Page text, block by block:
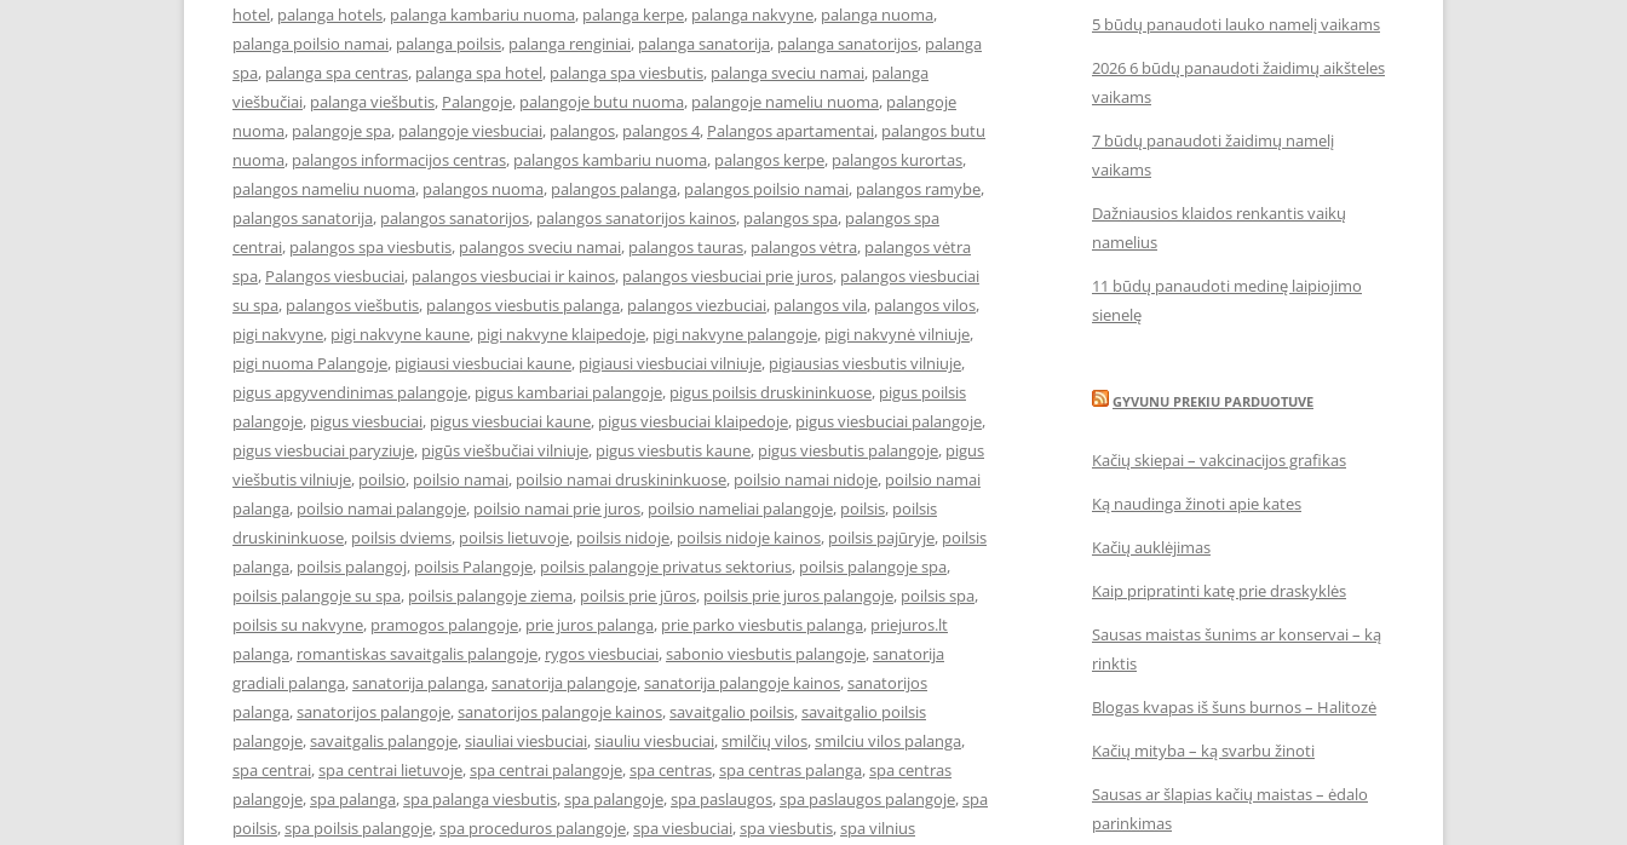
hotel, palanga hotels, palanga kambariu nuoma, palanga kerpe, palanga nakvyne, palanga nuoma,
palanga poilsio namai, palanga poilsis, palanga renginiai, palanga sanatorija, palanga sanatorijos, palanga
spa, palanga spa centras, palanga spa hotel, palanga spa viesbutis, palanga sveciu namai, palanga
viešbučiai, palanga viešbutis, Palangoje, palangoje butu nuoma, palangoje nameliu nuoma, palangoje
nuoma, palangoje spa, palangoje viesbuciai, palangos, palangos 4, Palangos apartamentai, palangos butu
nuoma, palangos informacijos centras, palangos kambariu nuoma, palangos kerpe, palangos kurortas,
palangos nameliu nuoma, palangos nuoma, palangos palanga, palangos poilsio namai, palangos ramybe,
palangos sanatorija, palangos sanatorijos, palangos sanatorijos kainos, palangos spa, palangos spa
centrai, palangos spa viesbutis, palangos sveciu namai, palangos tauras, palangos vėtra, palangos vėtra
spa, Palangos viesbuciai, palangos viesbuciai ir kainos, palangos viesbuciai prie juros, palangos viesbuciai
su spa, palangos viešbutis, palangos viesbutis palanga, palangos viezbuciai, palangos vila, palangos vilos,
pigi nakvyne, pigi nakvyne kaune, pigi nakvyne klaipedoje, pigi nakvyne palangoje, pigi nakvynė vilniuje,
pigi nuoma Palangoje, pigiausi viesbuciai kaune, pigiausi viesbuciai vilniuje, pigiausias viesbutis vilniuje,
pigus apgyvendinimas palangoje, pigus kambariai palangoje, pigus poilsis druskininkuose, pigus poilsis
palangoje, pigus viesbuciai, pigus viesbuciai kaune, pigus viesbuciai klaipedoje, pigus viesbuciai palangoje,
pigus viesbuciai paryziuje, pigūs viešbučiai vilniuje, pigus viesbutis kaune, pigus viesbutis palangoje, pigus
viešbutis vilniuje, poilsio, poilsio namai, poilsio namai druskininkuose, poilsio namai nidoje, poilsio namai
palanga, poilsio namai palangoje, poilsio namai prie juros, poilsio nameliai palangoje, poilsis, poilsis
druskininkuose, poilsis dviems, poilsis lietuvoje, poilsis nidoje, poilsis nidoje kainos, poilsis pajūryje, poilsis
palanga, poilsis palangoj, poilsis Palangoje, poilsis palangoje privatus sektorius, poilsis palangoje spa,
poilsis palangoje su spa, poilsis palangoje ziema, poilsis prie jūros, poilsis prie juros palangoje, poilsis spa,
poilsis su nakvyne, pramogos palangoje, prie juros palanga, prie parko viesbutis palanga, priejuros.lt
palanga, romantiskas savaitgalis palangoje, rygos viesbuciai,sabonio viesbutis palangoje,sanatorija
gradiali palanga,sanatorija palanga,sanatorija palangoje,sanatorija palangoje kainos,sanatorijos
palanga,sanatorijos palangoje,sanatorijos palangoje kainos,savaitgalio poilsis,savaitgalio poilsis
palangoje,savaitgalis palangoje,siauliai viesbuciai,siauliu viesbuciai,smilčių vilos,smilciu vilos palanga,
spa centrai,spa centrai lietuvoje,spa centrai palangoje,spa centras,spa centras palanga,spa centras
palangoje,spa palanga,spa palanga viesbutis,spa palangoje,spa paslaugos,spa paslaugos palangoje,spa
poilsis,spa poilsis palangoje,spa proceduros palangoje,spa viesbuciai,spa viesbutis,spa vilnius
5 būdų panaudoti lauko namelį vaikams
2026 6 būdų panaudoti žaidimų aikšteles
vaikams
7 būdų panaudoti žaidimų namelį
vaikams
Dažniausios klaidos renkantis vaikų
namelius
11 būdų panaudoti medinę laipiojimo
sienelę
GYVUNU PREKIU PARDUOTUVE
Kačių skiepai – vakcinacijos grafikas
Ką naudinga žinoti apie kates
Kačių auklėjimas
Kaip pripratinti katę prie draskyklės
Sausas maistas šunims ar konservai – ką
rinktis
Blogas kvapas iš šuns burnos – Halitozė
Kačių mityba – ką svarbu žinoti
Sausas ar šlapias kačių maistas – ėdalo
parinkimas